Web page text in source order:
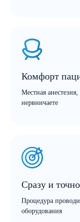
Комфорт
Местная
нервничаете
Сразу и
Процедура
оборудования